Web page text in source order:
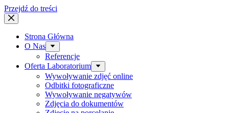
Przejdź do treści
Strona Główna
O Nas
Referencje
Oferta Laboratorium
Wywoływanie zdjęć online
Odbitki fotograficzne
Wywoływanie negatywów
Zdjęcia do dokumentów